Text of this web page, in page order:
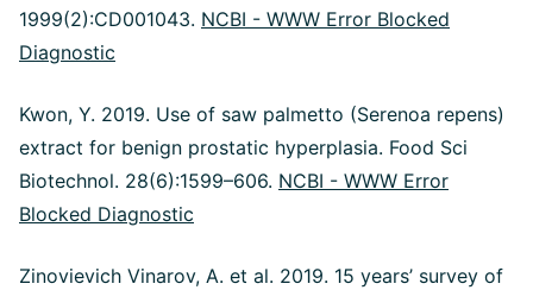
1999(2):CD001043. NCBI - WWW Error Blocked
Diagnostic
Kwon, Y. 2019. Use of saw palmetto (Serenoa repens)
extract for benign prostatic hyperplasia. Food Sci
Biotechnol. 28(6):1599–606. NCBI - WWW Error
Blocked Diagnostic
Zinovievich Vinarov, A. et al. 2019. 15 years’ survey of